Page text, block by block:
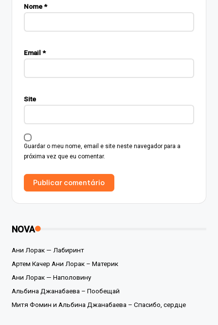
Nome*
Email *
Site
Guardar o meu nome, email e site neste navegador para a
próxima vez que eu comentar.
NOVA
Ани Лорак — Лабиринт
Артем Качер Ани Лорак – Материк
Ани Лорак — Наполовину
Альбина Джанабаева – Пообещай
Митя Фомин и Альбина Джанабаева – Спасибо, сердце